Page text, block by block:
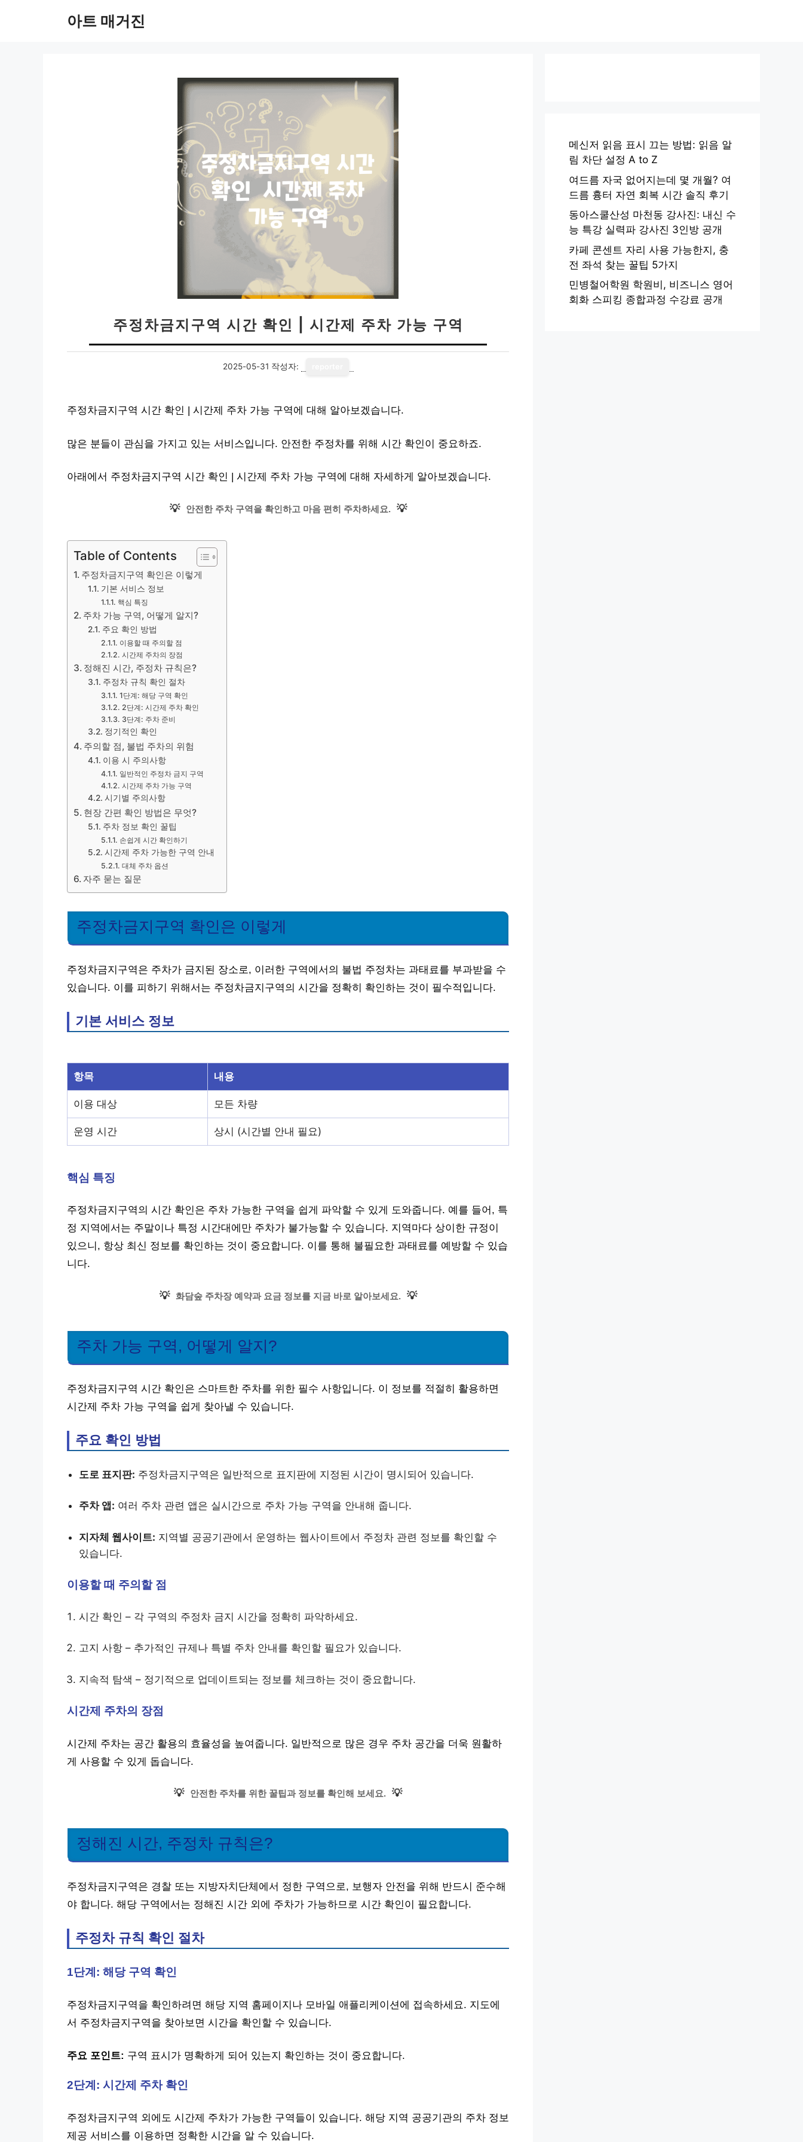
아트 매거진
주정차금지구역 시간 확인 | 시간제 주차 가능 구역
2025-05-31 작성자:
주정차금지구역 시간 확인 | 시간제 주차 가능 구역에 대해 알아보겠습니다.
많은 분들이 관심을 가지고 있는 서비스입니다. 안전한 주정차를 위해 시간 확인이 중요하죠.
아래에서 주정차금지구역 시간 확인 | 시간제 주차 가능 구역에 대해 자세하게 알아보겠습니다.
💡 안전한 주차 구역을 확인하고 마음 편히 주차하세요. 💡
Table of Contents
주정차금지구역 확인은 이렇게
기본 서비스 정보
핵심 특징
주차 가능 구역, 어떻게 알지?
주요 확인 방법
이용할 때 주의할 점
시간제 주차의 장점
정해진 시간, 주정차 규칙은?
주정차 규칙 확인 절차
1단계: 해당 구역 확인
2단계: 시간제 주차 확인
3단계: 주차 준비
정기적인 확인
주의할 점, 불법 주차의 위험
이용 시 주의사항
일반적인 주정차 금지 구역
시간제 주차 가능 구역
시기별 주의사항
현장 간편 확인 방법은 무엇?
주차 정보 확인 꿀팁
손쉽게 시간 확인하기
시간제 주차 가능한 구역 안내
대체 주차 옵션
자주 묻는 질문
주정차금지구역 확인은 이렇게
주정차금지구역은 주차가 금지된 장소로, 이러한 구역에서의 불법 주정차는 과태료를 부과받을 수
있습니다. 이를 피하기 위해서는 주정차금지구역의 시간을 정확히 확인하는 것이 필수적입니다.
기본 서비스 정보
항목 내용
이용 대상 모든 차량
운영 시간 상시 (시간별 안내 필요)
핵심 특징
주정차금지구역의 시간 확인은 주차 가능한 구역을 쉽게 파악할 수 있게 도와줍니다. 예를 들어, 특
정 지역에서는 주말이나 특정 시간대에만 주차가 불가능할 수 있습니다. 지역마다 상이한 규정이
있으니, 항상 최신 정보를 확인하는 것이 중요합니다. 이를 통해 불필요한 과태료를 예방할 수 있습
니다.
💡 화담숲 주차장 예약과 요금 정보를 지금 바로 알아보세요. 💡
주차 가능 구역, 어떻게 알지?
주정차금지구역 시간 확인은 스마트한 주차를 위한 필수 사항입니다. 이 정보를 적절히 활용하면
시간제 주차 가능 구역을 쉽게 찾아낼 수 있습니다.
주요 확인 방법
도로 표지판: 주정차금지구역은 일반적으로 표지판에 지정된 시간이 명시되어 있습니다.
주차 앱: 여러 주차 관련 앱은 실시간으로 주차 가능 구역을 안내해 줍니다.
지자체 웹사이트: 지역별 공공기관에서 운영하는 웹사이트에서 주정차 관련 정보를 확인할 수
있습니다.
이용할 때 주의할 점
시간 확인 – 각 구역의 주정차 금지 시간을 정확히 파악하세요.
고지 사항 – 추가적인 규제나 특별 주차 안내를 확인할 필요가 있습니다.
지속적 탐색 – 정기적으로 업데이트되는 정보를 체크하는 것이 중요합니다.
시간제 주차의 장점
시간제 주차는 공간 활용의 효율성을 높여줍니다. 일반적으로 많은 경우 주차 공간을 더욱 원활하
게 사용할 수 있게 돕습니다.
💡 안전한 주차를 위한 꿀팁과 정보를 확인해 보세요. 💡
정해진 시간, 주정차 규칙은?
주정차금지구역은 경찰 또는 지방자치단체에서 정한 구역으로, 보행자 안전을 위해 반드시 준수해
야 합니다. 해당 구역에서는 정해진 시간 외에 주차가 가능하므로 시간 확인이 필요합니다.
주정차 규칙 확인 절차
1단계: 해당 구역 확인
주정차금지구역을 확인하려면 해당 지역 홈페이지나 모바일 애플리케이션에 접속하세요. 지도에
서 주정차금지구역을 찾아보면 시간을 확인할 수 있습니다.
주요 포인트: 구역 표시가 명확하게 되어 있는지 확인하는 것이 중요합니다.
2단계: 시간제 주차 확인
주정차금지구역 외에도 시간제 주차가 가능한 구역들이 있습니다. 해당 지역 공공기관의 주차 정보
제공 서비스를 이용하면 정확한 시간을 알 수 있습니다.
메신저 읽음 표시 끄는 방법: 읽음 알
림 차단 설정 A to Z
여드름 자국 없어지는데 몇 개월? 여
드름 흉터 자연 회복 시간 솔직 후기
동아스쿨산성 마천동 강사진: 내신 수
능 특강 실력파 강사진 3인방 공개
카페 콘센트 자리 사용 가능한지, 충
전 좌석 찾는 꿀팁 5가지
민병철어학원 학원비, 비즈니스 영어
회화 스피킹 종합과정 수강료 공개